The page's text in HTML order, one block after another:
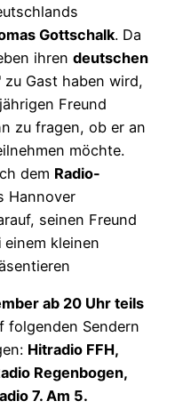
Gottschalk. Da
ihren deutschen
zu Gast haben wird,
Freund
zu fragen, ob er an
möchte.
dem Radio-
Hannover
seinen Freund
einem kleinen
ab 20 Uhr teils
folgenden Sendern
Hitradio FFH,
Regenbogen,
7. Am 5.